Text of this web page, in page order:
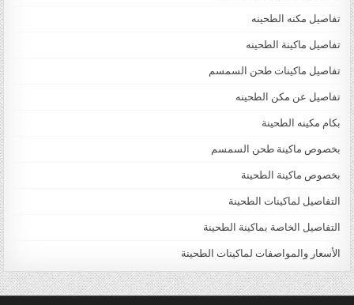
تفاصيل مكنه الطحينه
تفاصيل ماكينة الطحينه
تفاصيل ماكينات طحن السمسم
تفاصيل عن مكن الطحينه
بكام مكينه الطحينة
بخصوص ماكينة طحن السمسم
بخصوص ماكينة الطحينة
التفاصيل لماكينات الطحينة
التفاصيل الخاصة بماكينة الطحينة
الأسعار والمواصفات لماكينات الطحينة